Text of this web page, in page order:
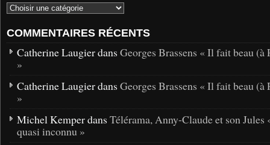
COMMENTAIRES RÉCENTS
Catherine Laugier dans Georges Brassens « Il fait beau (à
»
Catherine Laugier dans Georges Brassens « Il fait beau (à
»
Michel Kemper dans Télérama, Anny-Claude et son Jules
quasi inconnu »